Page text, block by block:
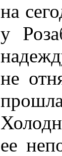
на
у
не
ее